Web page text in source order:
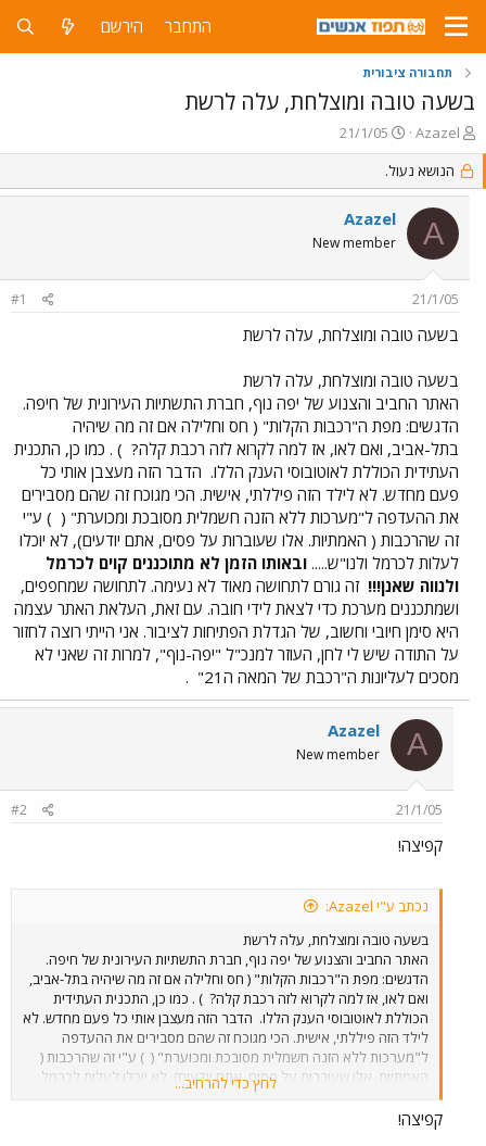
התחבר הירשם
תחבורה ציבורית
בשעה טובה ומוצלחת, עלה לרשת
פ
ו
ת
ח
נ
Azazel
פ
ו
ר
ס
ב
ת
ך
21/1/05
הנושא נעול.
A
Azazel
New member
21/1/05
#1
בשעה טובה ומוצלחת, עלה לרשת
בשעה טובה ומוצלחת, עלה לרשת
האתר החביב והצנוע של יפה נוף, חברת התשתיות העירונית של חיפה.
הדגשים: מפת ה"רכבות הקלות" ( חס וחלילה אם זה מה שיהיה
בתל-אביב, ואם לאו, אז למה לקרוא לזה רכבת קלה? ) . כמו כן, התכנית
העתידית הכוללת לאוטובוסי הענק הללו. הדבר הזה מעצבן אותי כל
פעם מחדש. לא לילד הזה פיללתי, אישית. הכי מגוכח זה שהם מסבירים
את ההעדפה ל"מערכות ללא הזנה חשמלית מסובכת ומכוערת" ( ) ע"י
זה שהרכבות ( האמתיות. אלו שעוברות על פסים, אתם יודעים), לא יוכלו
לעלות לכרמל ולנו"ש..... ובאותו הזמן לא מתוכננים קוים לכרמל
ולנווה שאנן!!! זה גורם לתחושה מאוד לא נעימה. לתחושה שמחפפים,
ושמתכננים מערכת כדי לצאת לידי חובה. עם זאת, העלאת האתר עצמה
היא סימן חיובי וחשוב, של הגדלת הפתיחות לציבור. אני הייתי רוצה לחזור
על התודה שיש לי לחן, העוזר למנכ"ל "יפה-נוף", למרות זה שאני לא
מסכים לעליונות ה"רכבת של המאה ה21"
.
A
Azazel
New member
21/1/05
#2
קפיצה!
נכתב ע"י Azazel:
בשעה טובה ומוצלחת, עלה לרשת
האתר החביב והצנוע של יפה נוף, חברת התשתיות העירונית של חיפה.
הדגשים: מפת ה"רכבות הקלות" ( חס וחלילה אם זה מה שיהיה בתל-אביב,
ואם לאו, אז למה לקרוא לזה רכבת קלה? ) . כמו כן, התכנית העתידית
הכוללת לאוטובוסי הענק הללו. הדבר הזה מעצבן אותי כל פעם מחדש. לא
לילד הזה פיללתי, אישית. הכי מגוכח זה שהם מסבירים את ההעדפה
ל"מערכות ללא הזנה חשמלית מסובכת ומכוערת" ( ) ע"י זה שהרכבות (
האמתיות. אלו שעוברות על פסים, אתם יודעים), לא יוכלו לעלות לכרמל
ובאותו הזמן לא מתוכננים קוים לכרמל ולנווה שאנן!!!
גורם לתחושה מאוד לא נעימה. לתחושה שמחפפים, ושמתכננים מערכת
לחץ כדי להרחיב...
קפיצה!